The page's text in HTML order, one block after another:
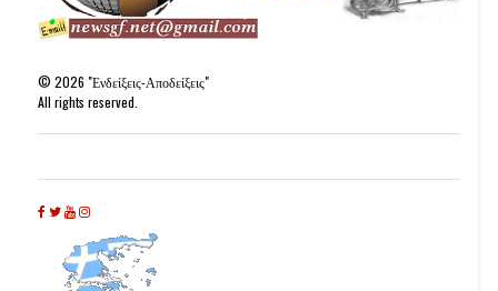
©2026 "Ενδείξεις-Αποδείξεις"
All rights reserved.